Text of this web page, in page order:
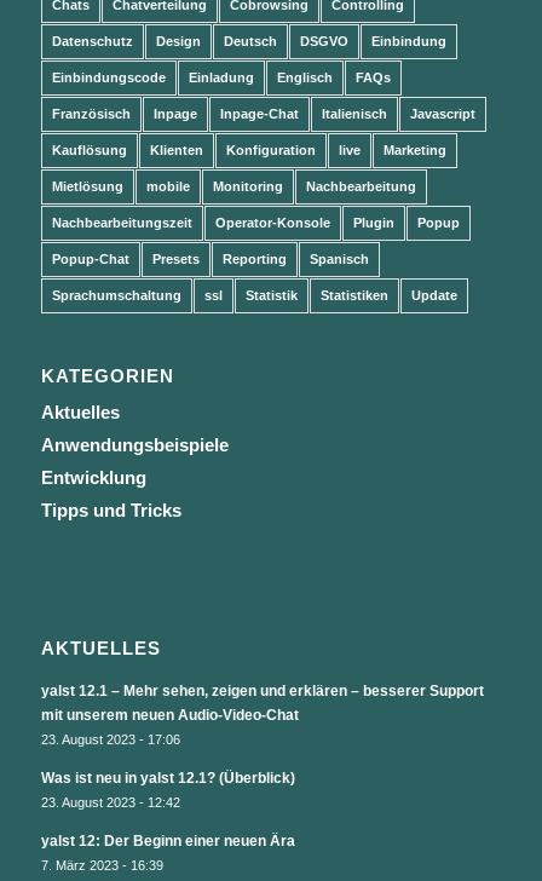
Chats Chatverteilung Cobrowsing Controlling
Datenschutz Design Deutsch DSGVO Einbindung
Einbindungscode Einladung Englisch FAQs
Französisch Inpage Inpage-Chat Italienisch Javascript
Kauflösung Klienten Konfiguration live Marketing
Mietlösung mobile Monitoring Nachbearbeitung
Nachbearbeitungszeit Operator-Konsole Plugin Popup
Popup-Chat Presets Reporting Spanisch
Sprachumschaltung ssl Statistik Statistiken Update
KATEGORIEN
Aktuelles
Anwendungsbeispiele
Entwicklung
Tipps und Tricks
AKTUELLES
yalst 12.1 – Mehr sehen, zeigen und erklären – besserer Support
mit unserem neuen Audio-Video-Chat
23. August 2023 - 17:06
Was ist neu in yalst 12.1? (Überblick)
23. August 2023 - 12:42
yalst 12: Der Beginn einer neuen Ära
7. März 2023 - 16:39